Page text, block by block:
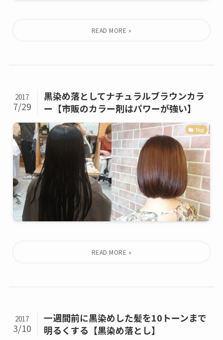
黒染め落としてナチュラルブラウンカラ
ー【市販のカラー剤はパワーが強い】
2017
7/29
Blog
一週間前に黒染めした髪を10トーンまで
明るくする【黒染め落とし】
2017
3/10